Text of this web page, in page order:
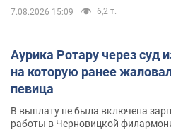
7.08.2026 15:09 6,2 т.
Аурика Ротару через суд
на которую ранее
певица
В выплату не была включена
работы в Черновицкой